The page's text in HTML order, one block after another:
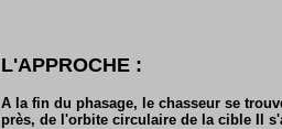
L'APPROCHE :
A la fin du phasage, le chasseur se
près, de l'orbite circulaire de la cible Il